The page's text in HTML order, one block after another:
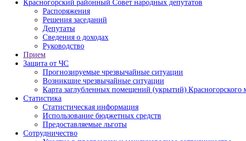
Красногорский районный Совет народных депутатов
Распоряжения
Решения заседаний
Депутаты
Сведения о доходах
Руководство
Прием
Защита от ЧС
Прогнозируемые чрезвычайные ситуации
Возникшие чрезвычайные ситуации
Карта заглубленных помещений (укрытий) Красногорского
Статистика
Статистическая информация
Использование бюджетных средств
Предоставляемые льготы
Сотрудничество